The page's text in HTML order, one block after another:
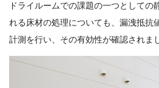
ドライルームでの課題の一つとしての
れる床材の処理についても、漏洩抵抗
計測を行い、その有効性が確認されま